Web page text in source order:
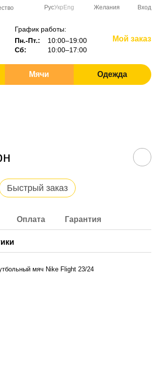
РусУкр Eng Желания Вход
График работы:
Пн.-Пт.:
10:00–19:00
Сб:
10:00–17:00
Мой заказ
Мячи Одежда
Быстрый заказ
Оплата Гарантия
мяч Nike Flight 23/24